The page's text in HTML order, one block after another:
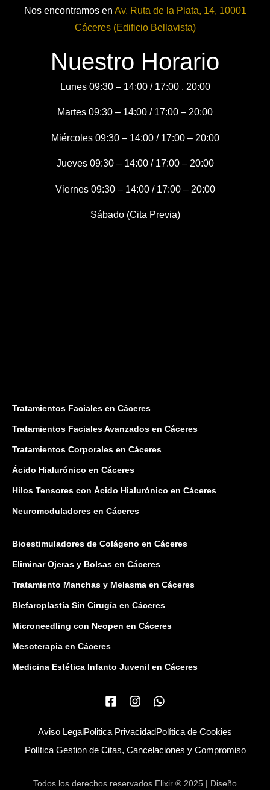
Nos encontramos en Av. Ruta de la Plata, 14, 10001
Cáceres (Edificio Bellavista)
Nuestro Horario
Lunes 09:30 – 14:00 / 17:00 . 20:00
Martes 09:30 – 14:00 / 17:00 – 20:00
Miércoles 09:30 – 14:00 / 17:00 – 20:00
Jueves 09:30 – 14:00 / 17:00 – 20:00
Viernes 09:30 – 14:00 / 17:00 – 20:00
Sábado (Cita Previa)
Tratamientos Faciales en Cáceres
Tratamientos Faciales Avanzados en Cáceres
Tratamientos Corporales en Cáceres
Ácido Hialurónico en Cáceres
Hilos Tensores con Ácido Hialurónico en Cáceres
Neuromoduladores en Cáceres
Bioestimuladores de Colágeno en Cáceres
Eliminar Ojeras y Bolsas en Cáceres
Tratamiento Manchas y Melasma en Cáceres
Blefaroplastia Sin Cirugía en Cáceres
Microneedling con Neopen en Cáceres
Mesoterapia en Cáceres
Medicina Estética Infanto Juvenil en Cáceres
Aviso LegalPolitica PrivacidadPolítica de Cookies
Política Gestion de Citas, Cancelaciones y Compromiso
Todos los derechos reservados Elixir ® 2025 | Diseño